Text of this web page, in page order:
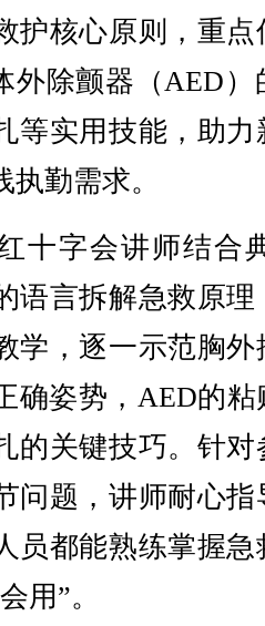
护核心原则，重
外除颤器（AED
等实用技能，助
勤需求。
十字会讲师结合
语言拆解急救原
学，逐一示范胸
确姿势，AED的
的关键技巧。针
问题，讲师耐心
员都能熟练掌握
用”。